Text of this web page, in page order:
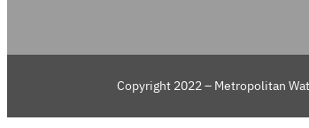
Copyright 2022 – Metropolitan